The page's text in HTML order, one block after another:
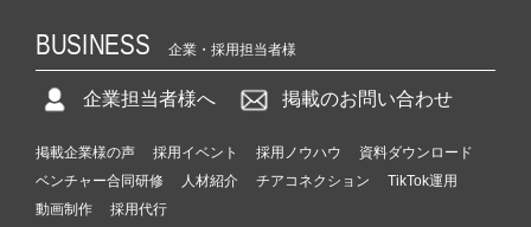
BUSINESS 企業・採用担当者様
企業担当者様へ 掲載のお問い合わせ
掲載企業様の声 採用イベント 採用ノウハウ
資料ダウンロード
ベンチャー合同研修
人材紹介 チアコネクション
TikTok運用
動画制作
採用代行